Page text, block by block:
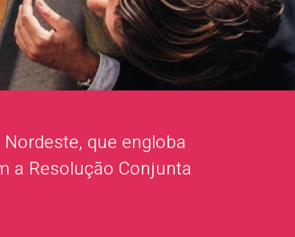
que engloba
a Resolução Conjunta